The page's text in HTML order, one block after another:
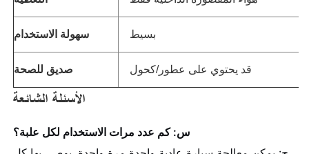
سهولة الاستخدام بسيط
صديق للصحة قد يحتوي على عطور/كحول
الأسئلة الشائعة
س: كم عدد مرات الاستخدام لكل علبة؟